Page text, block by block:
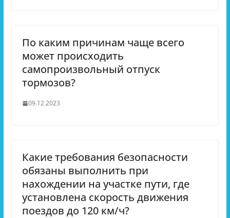
По каким причинам чаще всего
может происходить
самопроизвольный отпуск
тормозов?
09.12.2023
Какие требования безопасности
обязаны выполнить при
нахождении на участке пути, где
установлена скорость движения
поездов до 120 км/ч?